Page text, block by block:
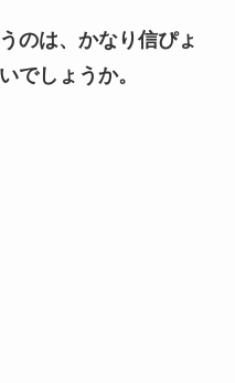
のは、 かなり信ぴょ
でしょうか。